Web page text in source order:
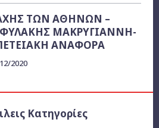
ΤΩΝ ΑΘΗΝΩΝ –
ΜΑΚΡΥΓΙΑΝΝΗ-
ΑΝΑΦΟΡΑ
2020
Κατηγορίες